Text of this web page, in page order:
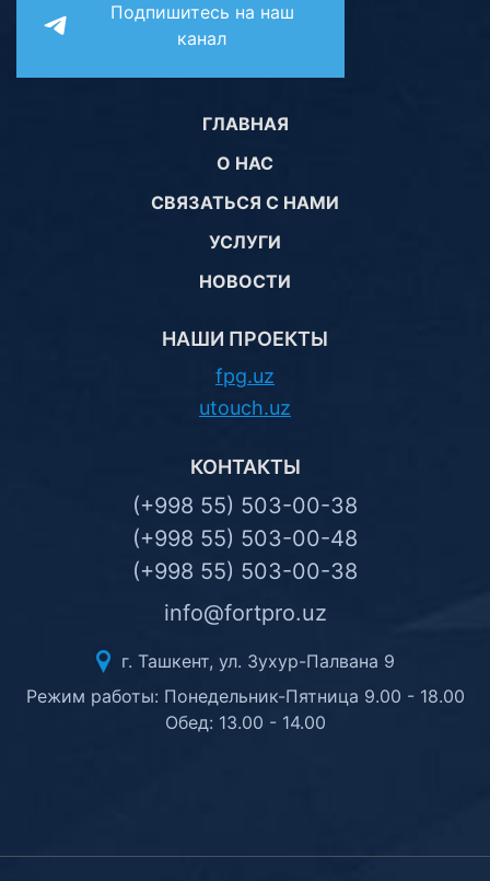
Подпишитесь на наш
канал
ГЛАВНАЯ
О НАС
СВЯЗАТЬСЯ С НАМИ
УСЛУГИ
НОВОСТИ
НАШИ ПРОЕКТЫ
fpg.uz
utouch.uz
КОНТАКТЫ
(+998 55) 503-00-38
(+998 55) 503-00-48
(+998 55) 503-00-38
info@fortpro.uz
г. Ташкент, ул. Зухур-Палвана 9
Режим работы: Понедельник-Пятница 9.00 - 18.00
Обед: 13.00 - 14.00